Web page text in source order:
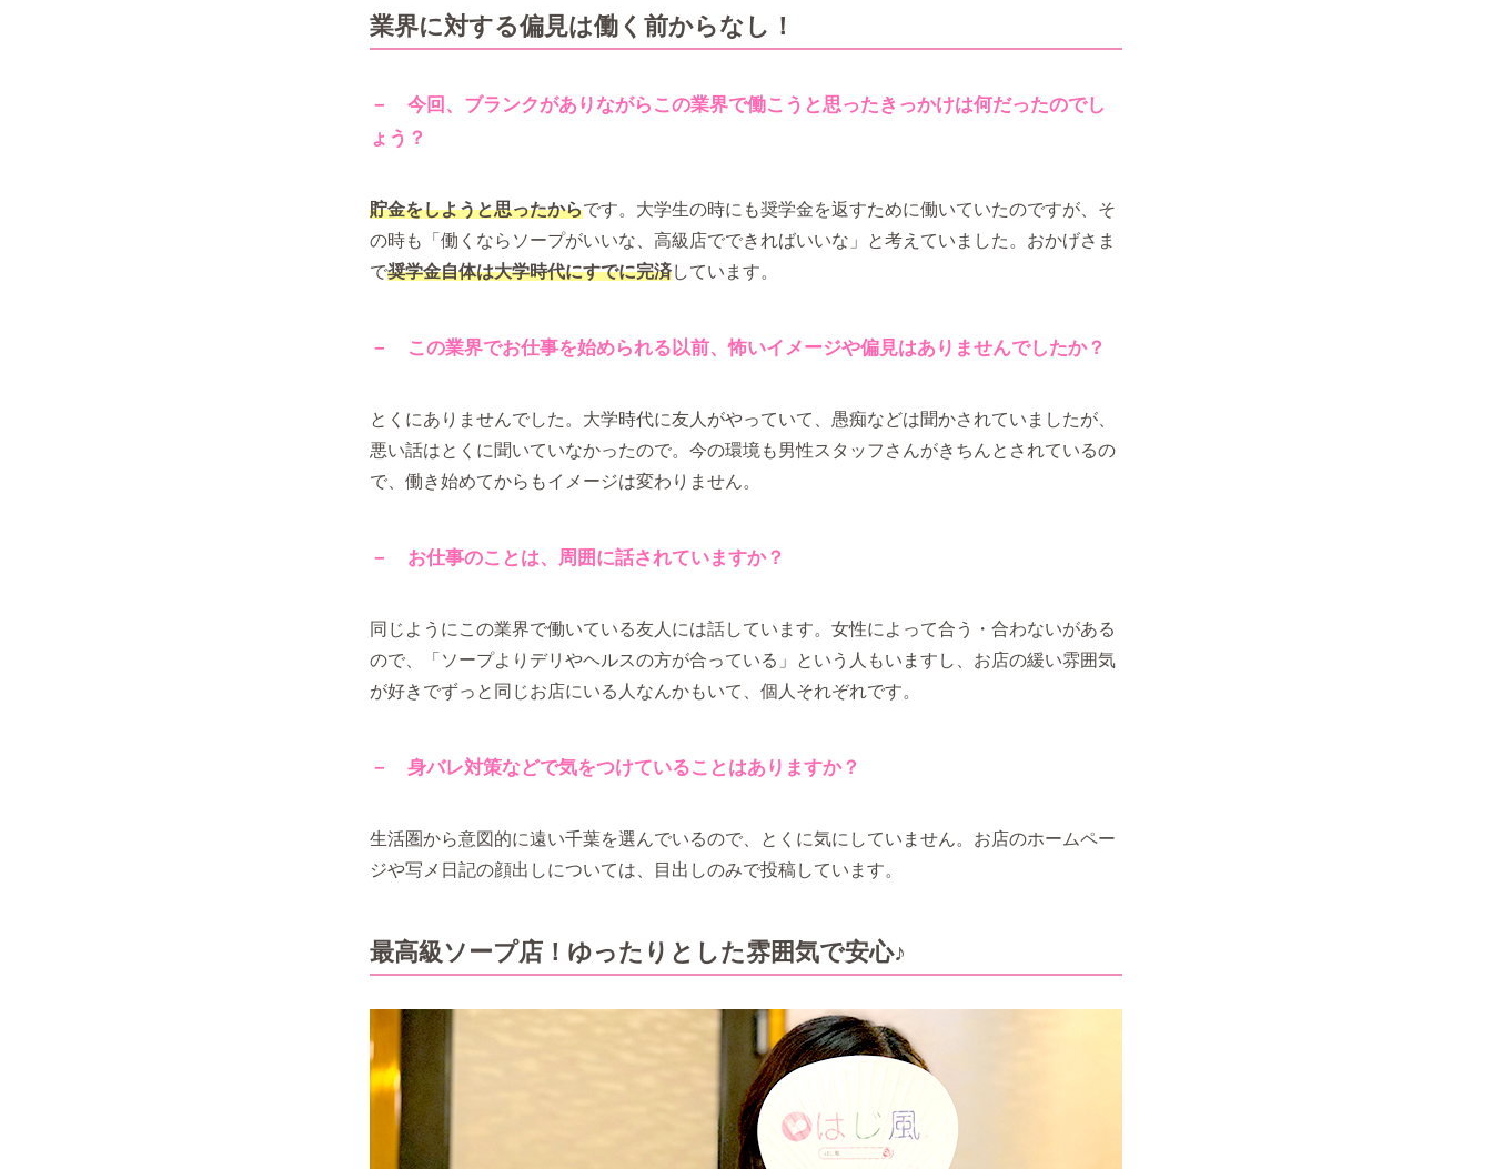
業界に対する偏見は働く前からなし！
－ 今回、ブランクがありながらこの業界で働こうと思ったきっかけは何だったのでし
ょう？
貯金をしようと思ったからです。大学生の時にも奨学金を返すために働いていたのですが、そ
の時も「働くならソープがいいな、高級店でできればいいな」と考えていました。おかげさま
で奨学金自体は大学時代にすでに完済しています。
－ この業界でお仕事を始められる以前、怖いイメージや偏見はありませんでしたか？
とくにありませんでした。大学時代に友人がやっていて、愚痴などは聞かされていましたが、
悪い話はとくに聞いていなかったので。今の環境も男性スタッフさんがきちんとされているの
で、働き始めてからもイメージは変わりません。
－ お仕事のことは、周囲に話されていますか？
同じようにこの業界で働いている友人には話しています。女性によって合う・合わないがある
ので、「ソープよりデリやヘルスの方が合っている」という人もいますし、お店の緩い雰囲気
が好きでずっと同じお店にいる人なんかもいて、個人それぞれです。
－ 身バレ対策などで気をつけていることはありますか？
生活圏から意図的に遠い千葉を選んでいるので、とくに気にしていません。お店のホームペー
ジや写メ日記の顔出しについては、目出しのみで投稿しています。
最高級ソープ店！ゆったりとした雰囲気で安心♪